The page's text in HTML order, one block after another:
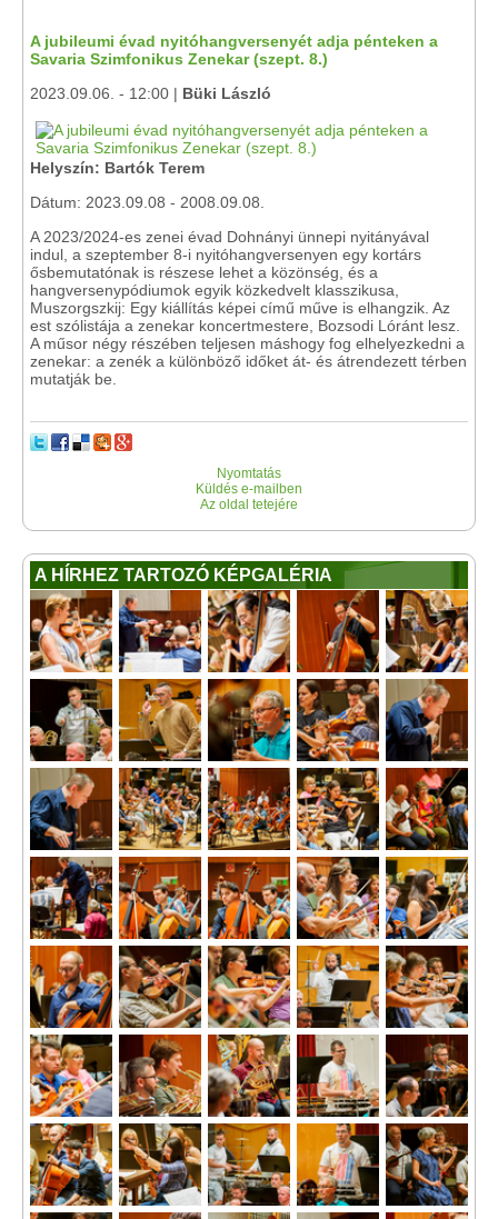
A jubileumi évad nyitóhangversenyét adja pénteken a
Savaria Szimfonikus Zenekar (szept. 8.)
2023.09.06. - 12:00 | Büki László
Helyszín: Bartók Terem
Dátum: 2023.09.08 - 2008.09.08.
A 2023/2024-es zenei évad Dohnányi ünnepi nyitányával
indul, a szeptember 8-i nyitóhangversenyen egy kortárs
ősbemutatónak is részese lehet a közönség, és a
hangversenypódiumok egyik közkedvelt klasszikusa,
Muszorgszkij: Egy kiállítás képei című műve is elhangzik. Az
est szólistája a zenekar koncertmestere, Bozsodi Lóránt lesz.
A műsor négy részében teljesen máshogy fog elhelyezkedni a
zenekar: a zenék a különböző időket át- és átrendezett térben
mutatják be.
Nyomtatás
Küldés e-mailben
Az oldal tetejére
A HÍRHEZ TARTOZÓ KÉPGALÉRIA